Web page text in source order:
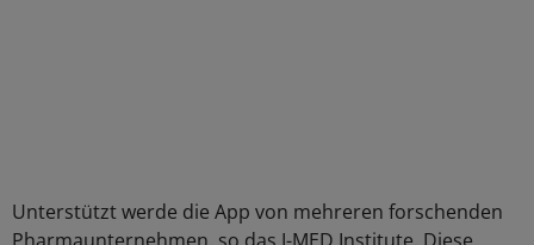
Unterstützt werde die App von mehreren forschenden